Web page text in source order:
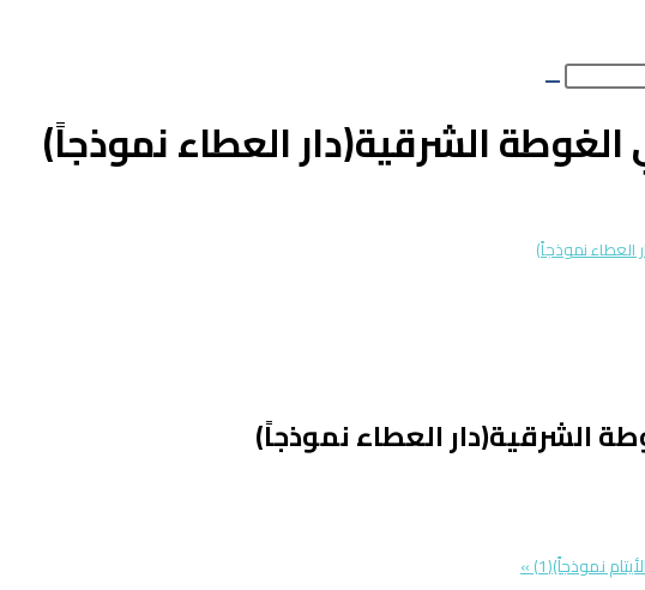
الغوطة الشرقية(دار العطاء نموذجاً)
العطاء نموذجاً)
الشرقية(دار العطاء نموذجاً)
نموذجاً)(1) »